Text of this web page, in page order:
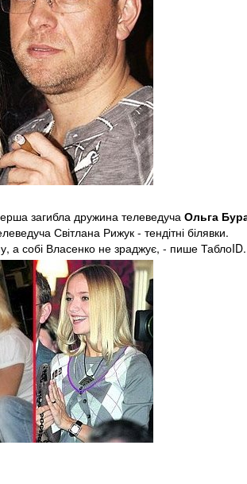
загибла дружина телеведучаОльга
Світлана Рижук - тендітні білявки.
а собі Власенко не зраджує, - пише ТаблоID.